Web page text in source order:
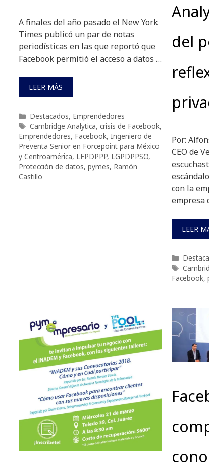
A finales del año pasado el New York
Times publicó un par de notas
periodísticas en las que reportó que
Facebook permitió el acceso a datos …
LEER MÁS
Categorías
Destacados, Emprendedores
Etiquetas
Cambridge Analytica, crisis de Facebook,
Emprendedores, Facebook, Ingeniero de
Preventa Senior en Forcepoint para México
y Centroamérica, LFPDPPP, LGPDPPSO,
Protección de datos, pymes, Ramón
Castillo
del
Por:
CEO de
con la
empresa
LEER
Facebook,